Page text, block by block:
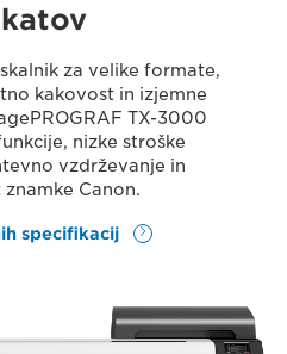
za velike formate,
kakovost in izjemne
TX-3000
nizke stroške
vzdrževanje in
Canon.
specifikacij